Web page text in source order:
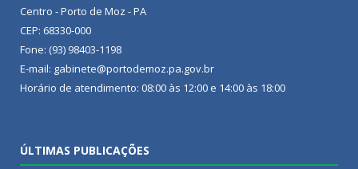
Centro - Porto de Moz - PA
CEP: 68330-000
Fone: (93) 98403-1198
E-mail: gabinete@portodemoz.pa.gov.br
Horário de atendimento: 08:00 às 12:00 e 14:00 às 18:00
ÚLTIMAS PUBLICAÇÕES